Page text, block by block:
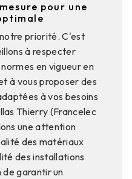
pour une
priorité. C'est
à respecter
en vigueur en
à vous proposer des
à vos besoins
Thierry (Francelec
une attention
des matériaux
des installations
de garantir un